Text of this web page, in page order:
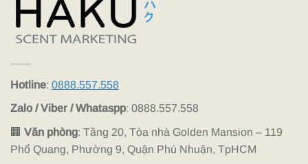
Hotline: 0888.557.558
Zalo / Viber / Whataspp: 0888.557.558
🏢 Văn phòng: Tầng 20, Tòa nhà Golden Mansion – 119
Phổ Quang, Phường 9, Quận Phú Nhuận, TpHCM